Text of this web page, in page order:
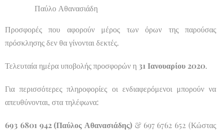
Παύλο Αθανασιάδη
Προσφορές που αφορούν μέρος των όρων της παρούσας
πρόσκλησης δεν θα γίνονται δεκτές.
Τελευταία ημέρα υποβολής προσφορών η 31 Ιανουαρίου 2020.
Για περισσότερες πληροφορίες οι ενδιαφερόμενοι μπορούν να
απευθύνονται, στα τηλέφωνα:
693 6801 942 (Παύλος Αθανασιάδης) & 697 6762 652 (Κώστας